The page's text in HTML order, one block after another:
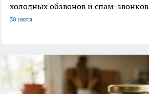
холодных обзвонов и спам-звонков
30 июля